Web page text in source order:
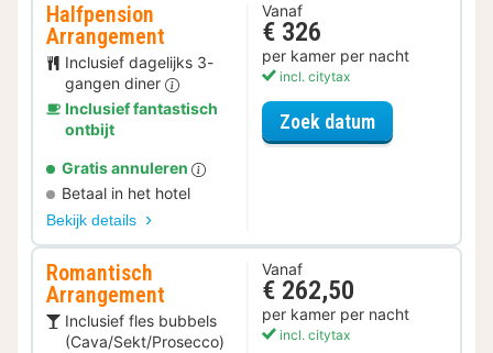
Halfpension
Arrangement
Inclusief dagelijks 3-
gangen diner
Inclusief fantastisch
ontbijt
Gratis annuleren
Betaal in het hotel
Bekijk details
Vanaf
€ 326
per kamer per nacht
incl. citytax
Zoek datumvoor
Romantisch
Arrangement
Inclusief fles bubbels
(Cava/Sekt/Prosecco)
Vanaf
€ 262,50
per kamer per nacht
incl. citytax